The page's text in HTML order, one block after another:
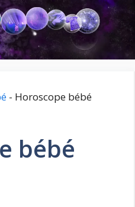
- Horoscope bébé
bébé